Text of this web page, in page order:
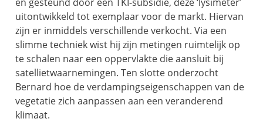
uitontwikkeld tot exemplaar voor de markt. Hiervan
zijn er inmiddels verschillende verkocht. Via een
slimme techniek wist hij zijn metingen ruimtelijk op
te schalen naar een oppervlakte die aansluit bij
satellietwaarnemingen. Ten slotte onderzocht
Bernard hoe de verdampingseigenschappen van de
vegetatie zich aanpassen aan een veranderend
klimaat.